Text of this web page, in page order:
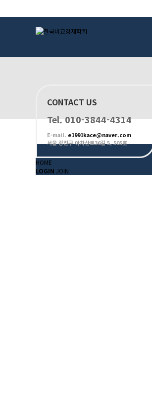
CONTACT US
Tel. 010-3844-4314
E-mail. e1991kace@naver.com
서울 광진구 아차산로36길 5, 505호
HOME
LOGIN JOIN